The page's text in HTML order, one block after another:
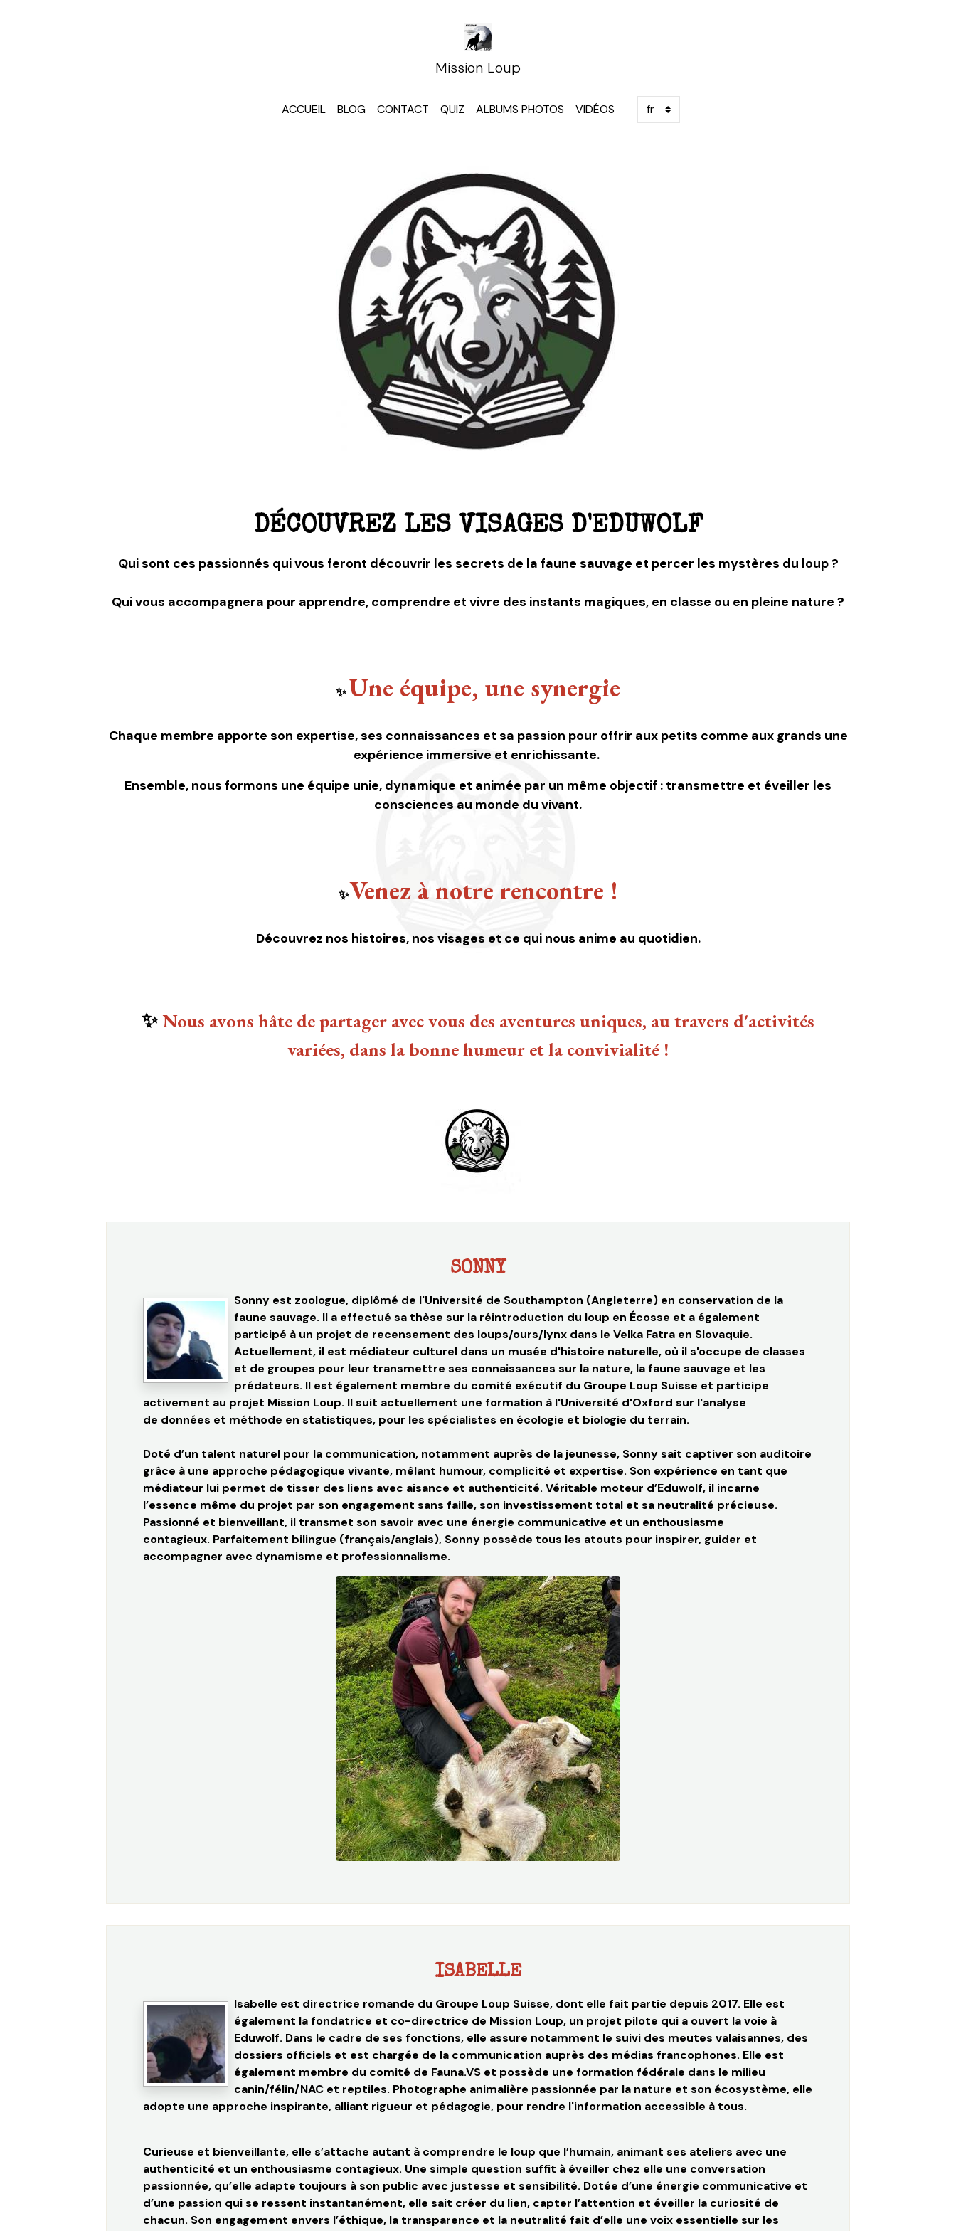
Mission Loup
ACCUEIL BLOG CONTACT QUIZ ALBUMS PHOTOS VIDÉOS
DÉCOUVREZ LES VISAGES D'EDUWOLF
Qui sont ces passionnés qui vous feront découvrir les secrets de la faune sauvage et percer les mystères du loup ?
Qui vous accompagnera pour apprendre, comprendre et vivre des instants magiques, en classe ou en pleine nature ?
✨Une équipe, une synergie
Chaque membre apporte son expertise, ses connaissances et sa passion pour offrir aux petits comme aux grands une
expérience immersive et enrichissante.
Ensemble, nous formons une équipe unie, dynamique et animée par un même objectif : transmettre et éveiller les
consciences au monde du vivant.
✨Venez à notre rencontre !
Découvrez nos histoires, nos visages et ce qui nous anime au quotidien.
✨Nous avons hâte de partager avec vous des aventures uniques, au travers d'activités
variées, dans la bonne humeur et la convivialité !
SONNY
Sonny est zoologue, diplômé de l'Université de Southampton (Angleterre) en conservation de la
faune sauvage. Il a effectué sa thèse sur la réintroduction du loup en Écosse et a également
participé à un projet de recensement des loups/ours/lynx dans le Velka Fatra en Slovaquie.
Actuellement, il est médiateur culturel dans un musée d'histoire naturelle, où il s'occupe de classes
et de groupes pour leur transmettre ses connaissances sur la nature, la faune sauvage et les
prédateurs. Il est également membre du comité exécutif du Groupe Loup Suisse et participe
activement au projet Mission Loup. Il suit actuellement une formation à l'Université d'Oxford sur l'analyse
de données et méthode en statistiques, pour les spécialistes en écologie et biologie du terrain.
Doté d’un talent naturel pour la communication, notamment auprès de la jeunesse, Sonny sait captiver son auditoire
grâce à une approche pédagogique vivante, mêlant humour, complicité et expertise. Son expérience en tant que
médiateur lui permet de tisser des liens avec aisance et authenticité.Véritable moteur d’Eduwolf, il incarne
l’essence même du projet par son engagement sans faille, son investissement total et sa neutralité précieuse.
Passionné et bienveillant, il transmet son savoir avec une énergie communicative et un enthousiasme
contagieux. Parfaitement bilingue (français/anglais), Sonny possède tous les atouts pour inspirer, guider et
accompagner avec dynamisme et professionnalisme.
ISABELLE
Isabelle est directrice romande du Groupe Loup Suisse, dont elle fait partie depuis 2017. Elle est
également la fondatrice et co-directrice de Mission Loup, un projet pilote qui a ouvert la voie à
Eduwolf. Dans le cadre de ses fonctions, elle assure notamment le suivi des meutes valaisannes, des
dossiers officiels et est chargée de la communication auprès des médias francophones. Elle est
également membre du comité de Fauna.VS et possède une formation fédérale dans le milieu
canin/félin/NAC et reptiles. Photographe animalière passionnée par la nature et son écosystème, elle
adopte une approche inspirante, alliant rigueur et pédagogie, pour rendre l'information accessible à tous.
Curieuse et bienveillante, elle s’attache autant à comprendre le loup que l’humain, animant ses ateliers avec une
authenticité et un enthousiasme contagieux. Une simple question suffit à éveiller chez elle une conversation
passionnée, qu’elle adapte toujours à son public avec justesse et sensibilité. Dotée d’une énergie communicative et
d’une passion qui se ressent instantanément, elle sait créer du lien, capter l’attention et éveiller la curiosité de
chacun. Son engagement envers l’éthique, la transparence et la neutralité fait d’elle une voix essentielle sur les